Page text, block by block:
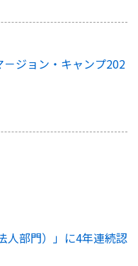
－ジョン・キャンプ202
人部門）」に4年連続認